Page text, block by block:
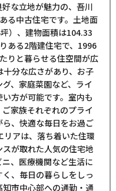
な立地が魅力の、吾川
る中古住宅です。土地面
）、建物面積は104.33
ある2階建住宅で、1996
りと暮らせる住空間が広
分な広さがあり、お子
、家庭菜園など、ライ
方が可能です。室内も
家族それぞれのプライ
、快適な毎日をお過ご
リアは、落ち着いた住環
が取れた人気の住宅地
、医療機関など生活に
、毎日の暮らしをしっ
市中心部への通勤・通